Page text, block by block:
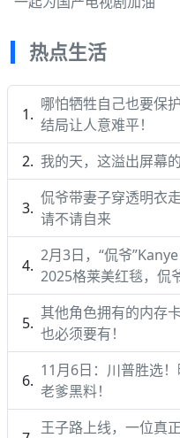
热点生活
哪怕牺牲自己也要保
结局让人意难平！
我的天，这溢出屏幕
侃爷带妻子穿透明衣
请不请自来
2月3日，“侃爷
2025格莱美红毯，侃
其他角色拥有的内存
也必须要有！
11月6日：川普胜选
老爹黑料！
王子路上线，一位真